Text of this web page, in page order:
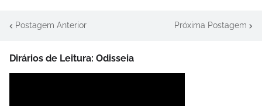
Postagem Anterior Próxima Postagem
Dirários de Leitura: Odisseia